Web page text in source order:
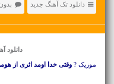
دانلود تک آهنگ جدید
دانلود
موزیک ?وقتی خدا اومد اثری از